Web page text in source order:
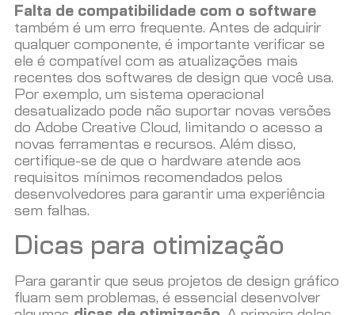
Falta de compatibilidade com o software
também é um erro frequente. Antes de adquirir
qualquer componente, é importante verificar se
ele é compatível com as atualizações mais
recentes dos softwares de design que você usa.
Por exemplo, um sistema operacional
desatualizado pode não suportar novas versões
do Adobe Creative Cloud, limitando o acesso a
novas ferramentas e recursos. Além disso,
certifique-se de que o hardware atende aos
requisitos mínimos recomendados pelos
desenvolvedores para garantir uma experiência
sem falhas.
Dicas para otimização
Para garantir que seus projetos de design gráfico
fluam sem problemas, é essencial desenvolver